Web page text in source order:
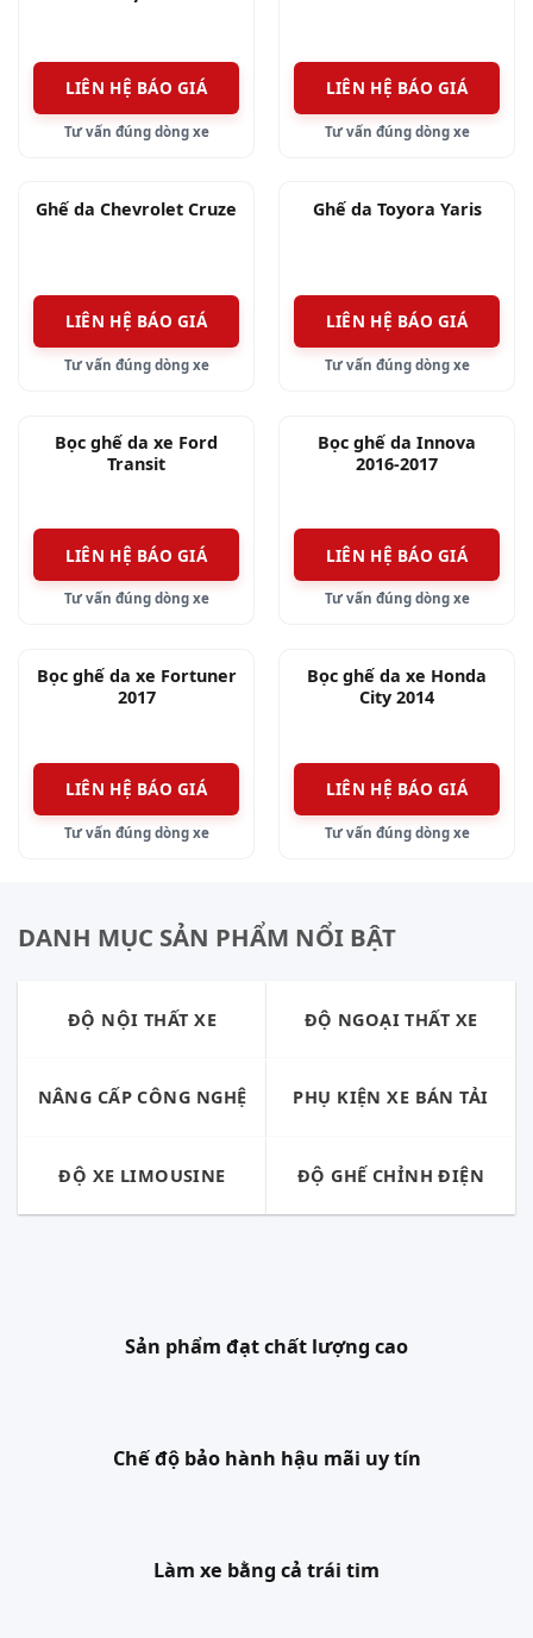
LIÊN HỆ BÁO GIÁ
Tư vấn đúng dòng xe
LIÊN HỆ BÁO GIÁ
Tư vấn đúng dòng xe
Ghế da Chevrolet Cruze
LIÊN HỆ BÁO GIÁ
Tư vấn đúng dòng xe
Ghế da Toyora Yaris
LIÊN HỆ BÁO GIÁ
Tư vấn đúng dòng xe
Bọc ghế da xe Ford
Transit
LIÊN HỆ BÁO GIÁ
Tư vấn đúng dòng xe
Bọc ghế da Innova
2016-2017
LIÊN HỆ BÁO GIÁ
Tư vấn đúng dòng xe
Bọc ghế da xe Fortuner
2017
LIÊN HỆ BÁO GIÁ
Tư vấn đúng dòng xe
Bọc ghế da xe Honda
City 2014
LIÊN HỆ BÁO GIÁ
Tư vấn đúng dòng xe
DANH MỤC SẢN PHẨM NỔI BẬT
ĐỘ NỘI THẤT XE ĐỘ NGOẠI THẤT XE
NÂNG CẤP CÔNG NGHỆ PHỤ KIỆN XE BÁN TẢI
ĐỘ XE LIMOUSINE ĐỘ GHẾ CHỈNH ĐIỆN
Sản phẩm đạt chất lượng cao
Chế độ bảo hành hậu mãi uy tín
Làm xe bằng cả trái tim